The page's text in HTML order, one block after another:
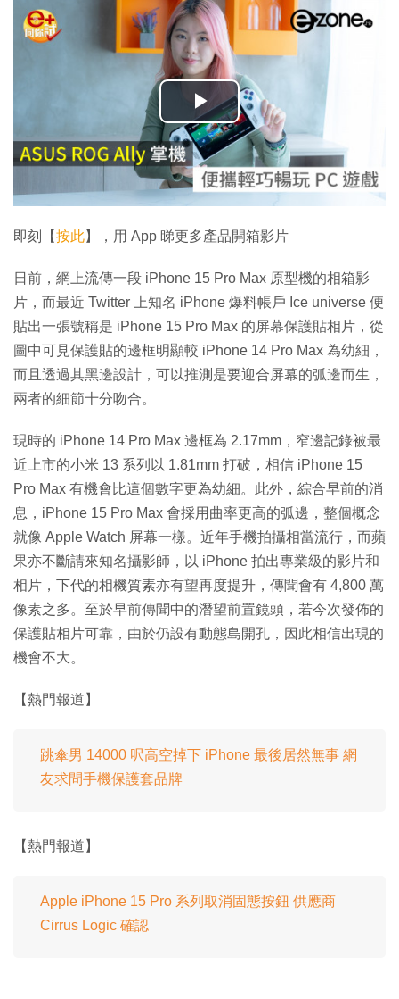
播
放
影
片
即刻【按此】，用 App 睇更多產品開箱影片
日前，網上流傳一段 iPhone 15 Pro Max 原型機的相箱影
片，而最近 Twitter 上知名 iPhone 爆料帳戶 Ice universe 便
貼出一張號稱是 iPhone 15 Pro Max 的屏幕保護貼相片，從
圖中可見保護貼的邊框明顯較 iPhone 14 Pro Max 為幼細，
而且透過其黑邊設計，可以推測是要迎合屏幕的弧邊而生，
兩者的細節十分吻合。
現時的 iPhone 14 Pro Max 邊框為 2.17mm，窄邊記錄被最
近上市的小米 13 系列以 1.81mm 打破，相信 iPhone 15
Pro Max 有機會比這個數字更為幼細。此外，綜合早前的消
息，iPhone 15 Pro Max 會採用曲率更高的弧邊，整個概念
就像 Apple Watch 屏幕一樣。近年手機拍攝相當流行，而蘋
果亦不斷請來知名攝影師，以 iPhone 拍出專業級的影片和
相片，下代的相機質素亦有望再度提升，傳聞會有 4,800 萬
像素之多。至於早前傳聞中的潛望前置鏡頭，若今次發佈的
保護貼相片可靠，由於仍設有動態島開孔，因此相信出現的
機會不大。
【熱門報道】
跳傘男 14000 呎高空掉下 iPhone 最後居然無事 網
友求問手機保護套品牌
【熱門報道】
Apple iPhone 15 Pro 系列取消固態按鈕 供應商
Cirrus Logic 確認